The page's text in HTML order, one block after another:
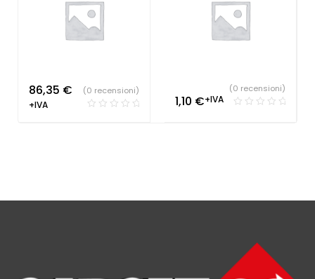
86,35 €
+IVA
(0 recensioni)
1,10 €+IVA
(0 recensioni)